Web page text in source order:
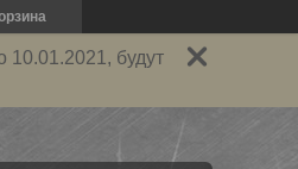
будут